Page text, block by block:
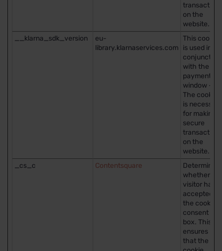
transactions
on the
website.
__klarna_sdk_version
eu-
library.klarnaservices.com
This cookie
is used in
conjunction
with the
payment
window -
The cookie
is necessary
for making
secure
transactions
on the
website.
_cs_c
Contentsquare
Determines
whether the
visitor has
accepted
the cookie
consent
box. This
ensures
that the